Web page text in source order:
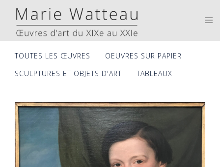
content
TOUTES LES ŒUVRES
OEUVRES SUR PAPIER
SCULPTURES ET OBJETS D'ART
TABLEAUX